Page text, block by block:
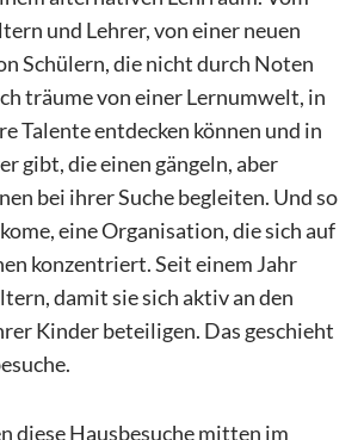
und Lehrer, von einer neuen
Schülern, die nicht durch Noten
träume von einer Lernumwelt, in
Talente entdecken können und in
gibt, die einen gängeln, aber
bei ihrer Suche begleiten. Und so
eine Organisation, die sich auf
konzentriert. Seit einem Jahr
damit sie sich aktiv an den
Kinder beteiligen. Das geschieht
diese Hausbesuche mitten im